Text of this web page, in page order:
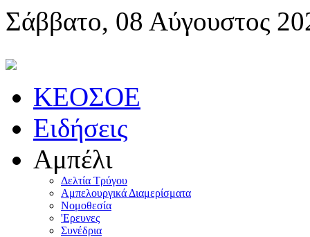
Σάββατο, 08 Αύγουστος
KEOΣOE
Ειδήσεις
Αμπέλι
Δελτία Τρύγου
Αμπελουργικά Διαμερίσματα
Nομοθεσία
'Eρευνες
Συνέδρια